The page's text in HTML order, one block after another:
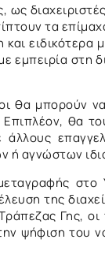
τα
ειδικότερα
στη
θα μπορούν
θα
ή αγνώστων
στο
της
Γης,
ψήφιση του